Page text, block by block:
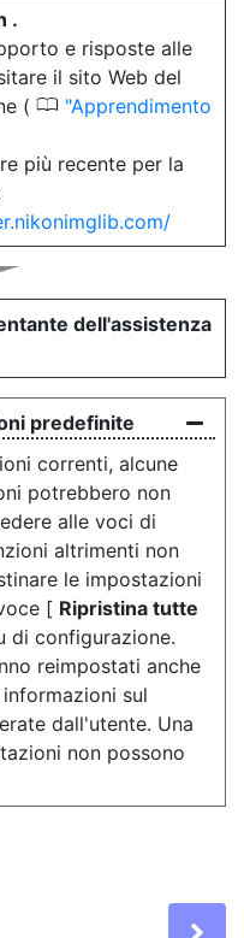
.
e risposte alle
il sito Web del
( 0 Apprendimento
più recente per la
dell'assistenza
predefinite
correnti, alcune
potrebbero non
alle voci di
altrimenti non
le impostazioni
[ Ripristina tutte
di configurazione.
reimpostati anche
sul
dall'utente. Una
non possono